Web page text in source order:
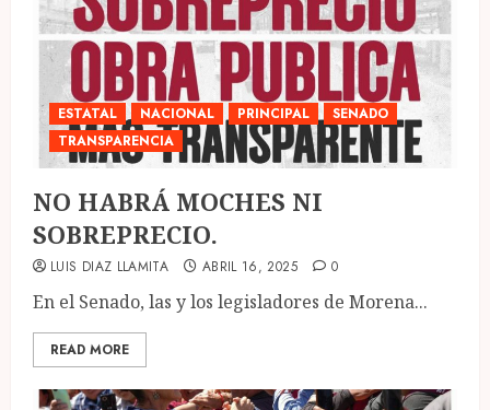
ESTATAL NACIONAL PRINCIPAL
SENADO
TRANSPARENCIA
NO HABRÁ MOCHES NI
SOBREPRECIO.
LUIS DIAZ LLAMITA ABRIL 16, 2025 0
En el Senado, las y los legisladores de Morena...
READ MORE